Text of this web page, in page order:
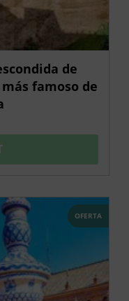
de
famoso de
OFERTA